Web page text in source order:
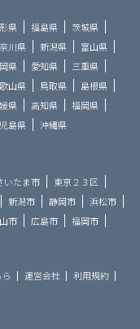
県 福島県
茨城県
川県 新潟県
富山県
県 愛知県
三重県
山県 鳥取県
島根県
県 高知県
福岡県
島県 沖縄県
いたま市
東京２３区
新潟市 静岡市
浜松市
市 広島市
福岡市
運営会社
利用規約